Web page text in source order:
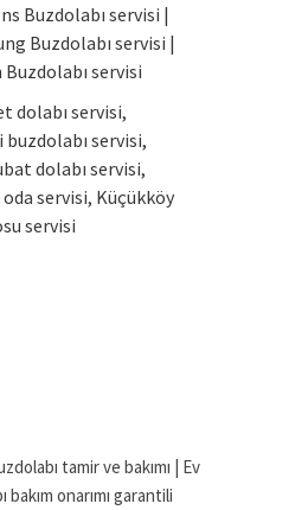
Buzdolabı servisi |
Buzdolabı servisi |
servisi
dolabı servisi,
buzdolabı servisi,
dolabı servisi,
servisi, Küçükköy
servisi
tamir ve bakımı | Ev
bakım onarımı garantili